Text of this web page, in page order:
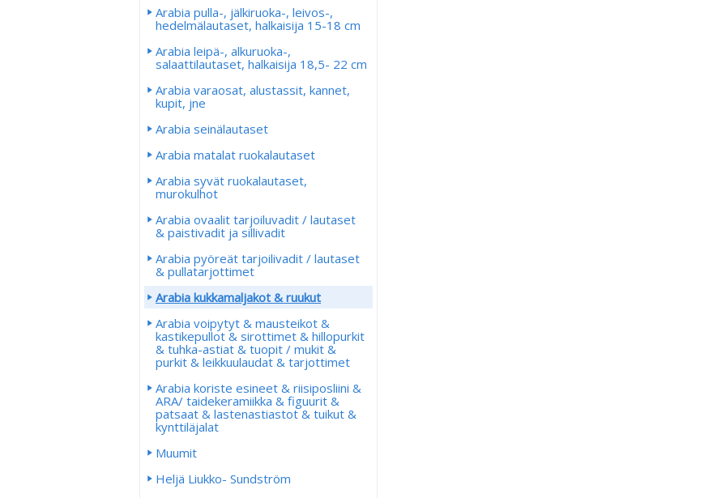
Arabia pulla-, jälkiruoka-, leivos-,
hedelmälautaset, halkaisija 15-18 cm
Arabia leipä-, alkuruoka-,
salaattilautaset, halkaisija 18,5- 22 cm
Arabia varaosat, alustassit, kannet,
kupit, jne
Arabia seinälautaset
Arabia matalat ruokalautaset
Arabia syvät ruokalautaset,
murokulhot
Arabia ovaalit tarjoiluvadit / lautaset
& paistivadit ja sillivadit
Arabia pyöreät tarjoilivadit / lautaset
& pullatarjottimet
Arabia kukkamaljakot & ruukut
Arabia voipytyt & mausteikot &
kastikepullot & sirottimet & hillopurkit
& tuhka-astiat & tuopit / mukit &
purkit & leikkuulaudat & tarjottimet
Arabia koriste esineet & riisiposliini &
ARA/ taidekeramiikka & figuurit &
patsaat & lastenastiastot & tuikut &
kynttiläjalat
Muumit
Heljä Liukko- Sundström